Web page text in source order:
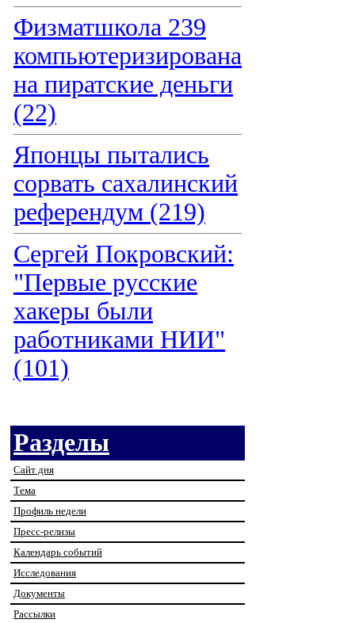
Физматшкола 239
компьютеризирована
на пиратские деньги
(22)
Японцы пытались
сорвать сахалинский
референдум (219)
Сергей Покровский:
"Первые русские
хакеры были
работниками НИИ"
(101)
Разделы
Сайт дня
Тема
Профиль недели
Пресс-релизы
Календарь событий
Исследования
Документы
Рассылки